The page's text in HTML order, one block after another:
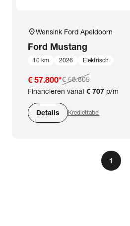
location_onWensink Ford Apeldoorn
Ford Mustang
10 km 2026 Elektrisch
€ 57.800*€ 58.805
Financieren vanaf€ 707 p/m
Details Krediettabel
1